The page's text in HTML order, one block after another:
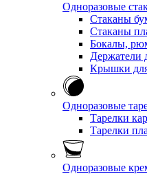
Одноразовые
Стаканы
Стаканы
Бокалы,
Держатели
Крышки
Одноразовые
Тарелки
Тарелки
Одноразовые